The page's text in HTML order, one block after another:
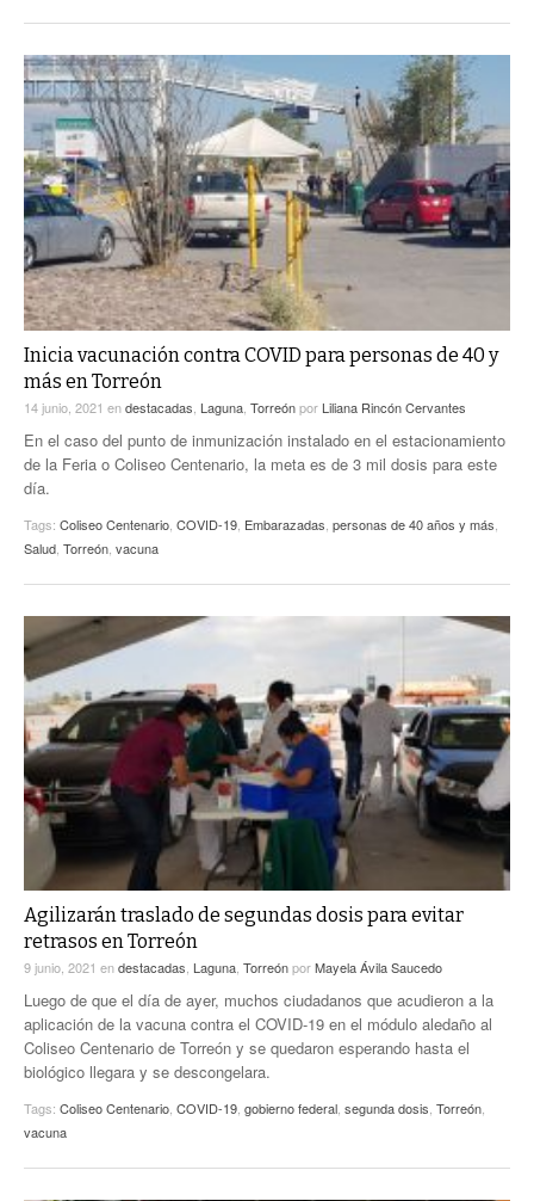
Inicia vacunación contra COVID para personas de 40 y
más en Torreón
14 junio, 2021 endestacadas Laguna Torreónpor Liliana Rincón Cervantes
En el caso del punto de inmunización instalado en el estacionamiento
de la Feria o Coliseo Centenario, la meta es de 3 mil dosis para este
día.
Tags: Coliseo Centenario COVID-19 Embarazadas personas de 40 años y más
Salud Torreón vacuna
Agilizarán traslado de segundas dosis para evitar
retrasos en Torreón
9 junio, 2021 endestacadas, Laguna, TorreónporMayela Ávila Saucedo
Luego de que el día de ayer, muchos ciudadanos que acudieron a la
aplicación de la vacuna contra el COVID-19 en el módulo aledaño al
Coliseo Centenario de Torreón y se quedaron esperando hasta el
biológico llegara y se descongelara.
Tags: Coliseo Centenario, COVID-19, gobierno federal, segunda dosis, Torreón,
vacuna